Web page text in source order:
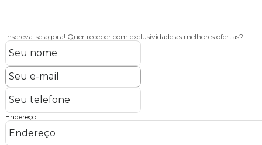
Inscreva-se agora! Quer receber com exclusividade as melhores ofertas?
Endereço: